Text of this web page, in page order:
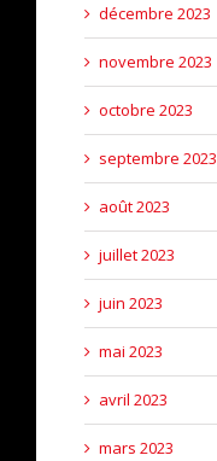
décembre 2023
novembre 2023
octobre 2023
septembre 2023
août 2023
juillet 2023
juin 2023
mai 2023
avril 2023
mars 2023